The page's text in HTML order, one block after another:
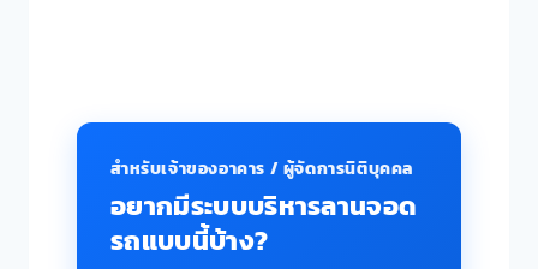
สำหรับเจ้าของอาคาร / ผู้จัดการนิติบุคคล
อยากมีระบบบริหารลานจอด
รถแบบนี้บ้าง?